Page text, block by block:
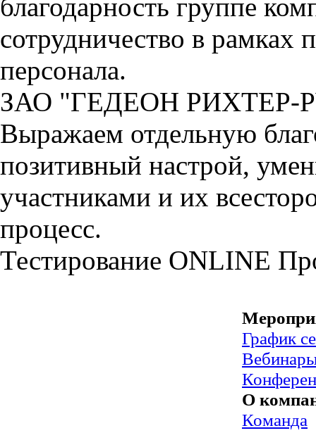
благодарность группе
сотрудничество в рамках
персонала.
ЗАО "ГЕДЕОН РИХТЕР-
Выражаем отдельную
позитивный настрой,
участниками и их
процесс.
Тестирование ONLINE
График
О
Команда